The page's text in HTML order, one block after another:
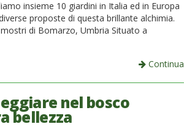
insieme 10 giardini in Italia ed in Europa
proposte di questa brillante alchimia.
di Bomarzo, Umbria Situato a
Continua
nel bosco
bellezza